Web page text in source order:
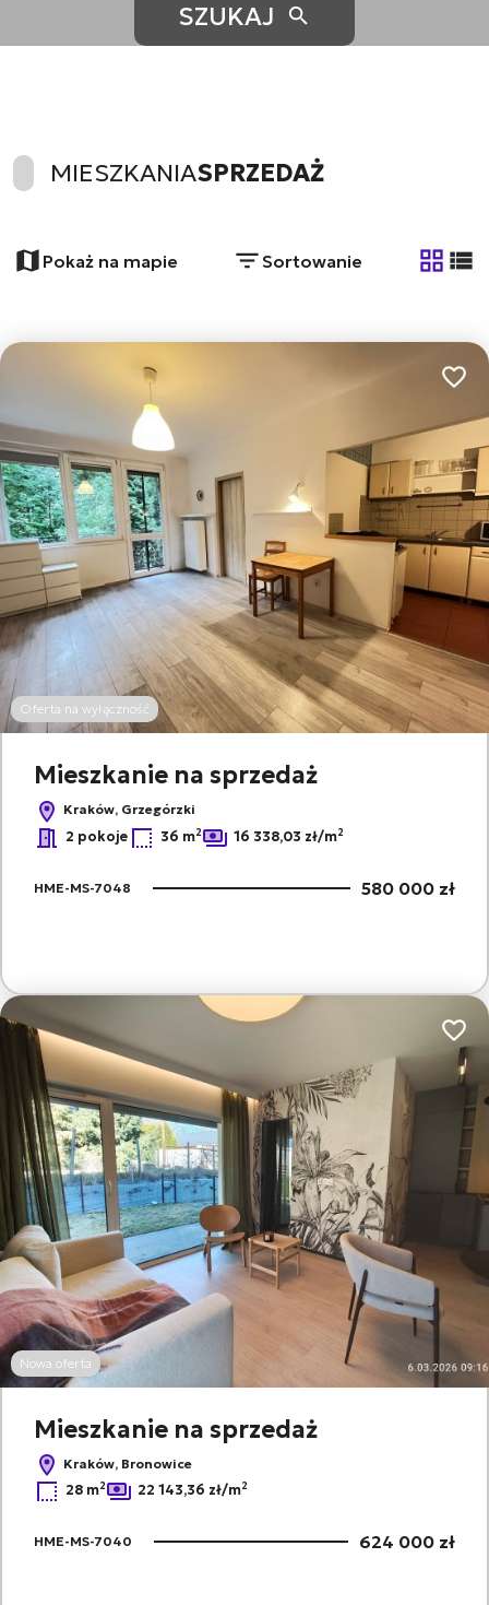
SZUKAJ
MIESZKANIASPRZEDAŻ
Pokaż na mapie Sortowanie
tabela
Oferta na wyłączność
Mieszkanie na sprzedaż
Kraków, Grzegórzki
2 pokoje 36 m2 16 338,03 zł/m2
HME-MS-7048 580 000 zł
Nowa oferta
Mieszkanie na sprzedaż
Kraków, Bronowice
28 m2 22 143,36 zł/m2
HME-MS-7040 624 000 zł